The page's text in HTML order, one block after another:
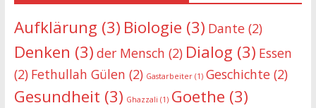
Aufklärung (3) Biologie (3) Dante(2)
Denken (3) der Mensch (2) Dialog (3) Essen
(2) Fethullah Gülen (2) Gastarbeiter(1) Geschichte(2)
Gesundheit (3) Ghazzali (1) Goethe (3)